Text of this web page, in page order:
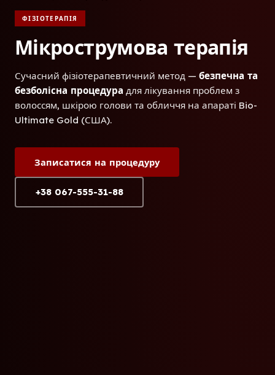
ФІЗІОТЕРАПІЯ
Мікрострумова терапія
Сучасний фізіотерапевтичний метод — безпечна та
безболісна процедура для лікування проблем з
волоссям, шкірою голови та обличчя на апараті Bio-
Ultimate Gold (США).
Записатися на процедуру
+38 067-555-31-88